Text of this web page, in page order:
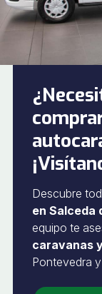
Descubre
en Salceda
equipo te
caravanas
Pontevedra